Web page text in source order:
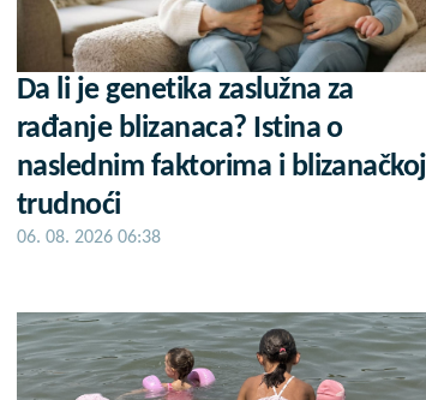
Da li je genetika zaslužna za
rađanje blizanaca? Istina o
naslednim faktorima i blizanačkoj
trudnoći
06. 08. 2026 06:38